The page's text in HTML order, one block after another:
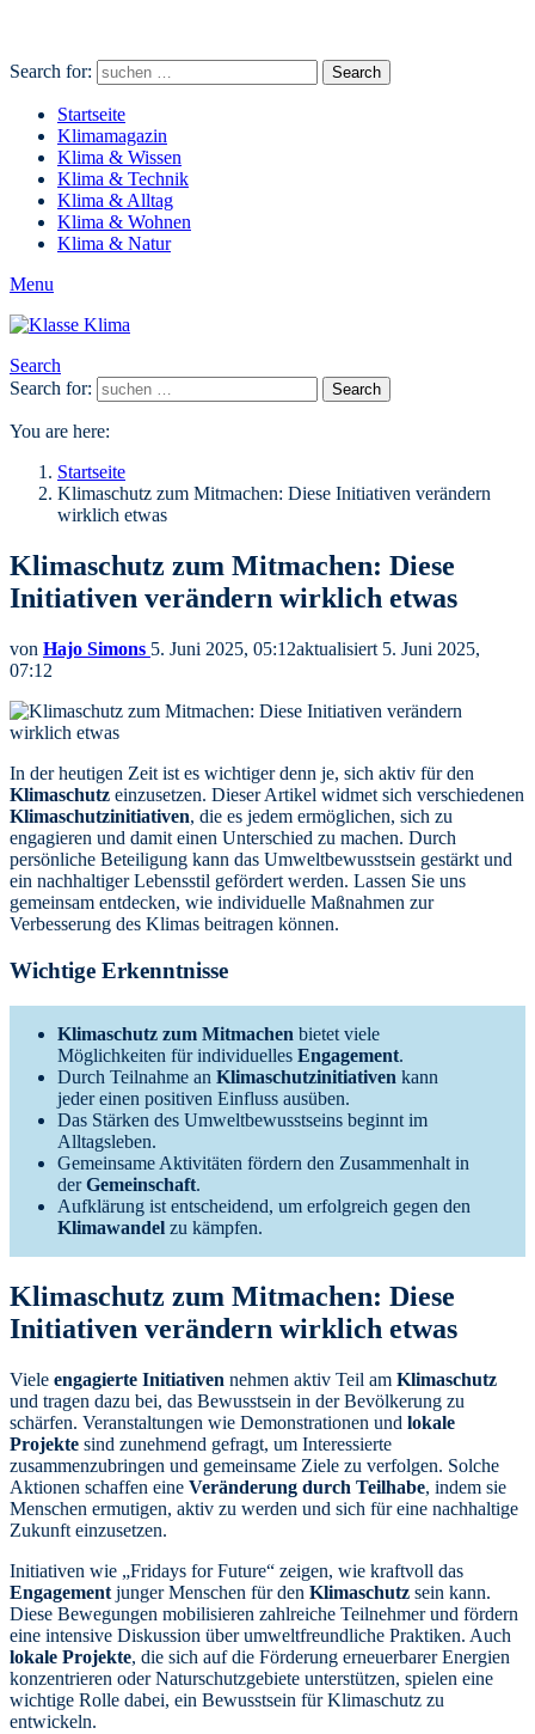
Search for: Search
Startseite
Klimamagazin
Klima & Wissen
Klima & Technik
Klima & Alltag
Klima & Wohnen
Klima & Natur
Menu
Search
Search for:
Search
You are here:
Startseite
Klimaschutz zum Mitmachen: Diese Initiativen verändern
wirklich etwas
Klimaschutz zum Mitmachen: Diese
Initiativen verändern wirklich etwas
von Hajo Simons 5. Juni 2025, 05:12aktualisiert 5. Juni 2025,
07:12
In der heutigen Zeit ist es wichtiger denn je, sich aktiv für den
Klimaschutz einzusetzen. Dieser Artikel widmet sich verschiedenen
Klimaschutzinitiativen, die es jedem ermöglichen, sich zu
engagieren und damit einen Unterschied zu machen. Durch
persönliche Beteiligung kann das Umweltbewusstsein gestärkt und
ein nachhaltiger Lebensstil gefördert werden. Lassen Sie uns
gemeinsam entdecken, wie individuelle Maßnahmen zur
Verbesserung des Klimas beitragen können.
Wichtige Erkenntnisse
Klimaschutz zum Mitmachen bietet viele
Möglichkeiten für individuelles Engagement.
Durch Teilnahme an Klimaschutzinitiativen kann
jeder einen positiven Einfluss ausüben.
Das Stärken des Umweltbewusstseins beginnt im
Alltagsleben.
Gemeinsame Aktivitäten fördern den Zusammenhalt in
derGemeinschaft.
Aufklärung ist entscheidend, um erfolgreich gegen den
Klimawandel zu kämpfen.
Klimaschutz zum Mitmachen: Diese
Initiativen verändern wirklich etwas
Viele engagierte Initiativen nehmen aktiv Teil am Klimaschutz
und tragen dazu bei, das Bewusstsein in der Bevölkerung zu
schärfen. Veranstaltungen wie Demonstrationen und lokale
Projekte sind zunehmend gefragt, um Interessierte
zusammenzubringen und gemeinsame Ziele zu verfolgen. Solche
Aktionen schaffen eine Veränderung durch Teilhabe, indem sie
Menschen ermutigen, aktiv zu werden und sich für eine nachhaltige
Zukunft einzusetzen.
Initiativen wie „Fridays for Future“ zeigen, wie kraftvoll das
Engagement junger Menschen für den Klimaschutz sein kann.
Diese Bewegungen mobilisieren zahlreiche Teilnehmer und fördern
eine intensive Diskussion über umweltfreundliche Praktiken. Auch
lokale Projekte, die sich auf die Förderung erneuerbarer Energien
konzentrieren oder Naturschutzgebiete unterstützen, spielen eine
wichtige Rolle dabei, ein Bewusstsein für Klimaschutz zu
entwickeln.